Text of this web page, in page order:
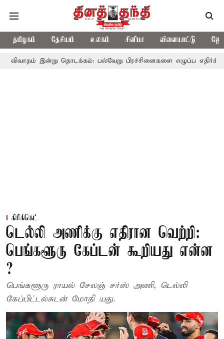
தமிழகம் தேசியம் உலகம் சினிமா விளையாட்டு
தொடக்கம்: பல்வேறு பிரச்சினைகளை எழுப்ப எதிர்க்கட்சிகள் திட்டம்
கிரிக்கெட்
டெல்லி அணிக்கு எதிரான வெற்றி:
பெங்களூரு கேப்டன் கூறியது என்ன
?
பெங்களூரு ராயல் சேலஞ் சர்ஸ் அணி, டெல்லி
கேப்பிட்டல்சுடன் மோதி யது.